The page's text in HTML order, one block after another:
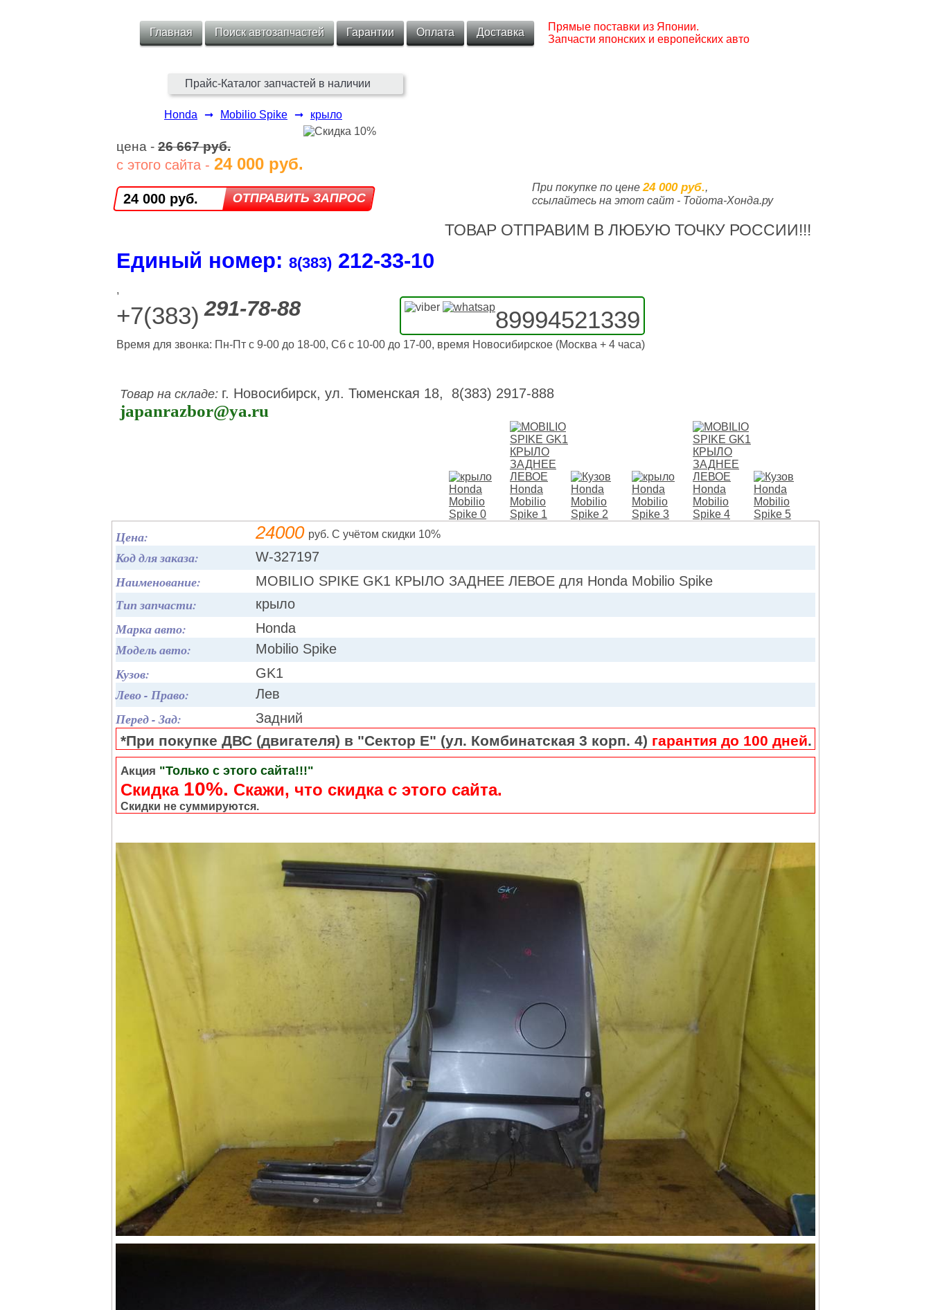
Главная Поиск автозапчастей Гарантии Оплата Доставка
Прямые поставки из Японии.
Запчасти японских и европейских авто
Прайс-Каталог запчастей в наличии
Honda ➞ Mobilio Spike ➞ крыло
цена - 26 667 руб.
с этого сайта - 24 000 руб.
24 000 руб.
При покупке по цене 24 000 руб.,
ссылайтесь на этот сайт - Тойота-Хонда.ру
ТОВАР ОТПРАВИМ В ЛЮБУЮ ТОЧКУ РОССИИ!!!
Единый номер: 8(383) 212‑33‑10
,
+7(383) 291-78-88 89994521339
Время для звонка: Пн-Пт с 9-00 до 18-00, Сб с 10-00 до 17-00, время Новосибирское (Москва + 4 часа)
Товар на складе: г. Новосибирск, ул. Тюменская 18, 8(383) 2917-888
japanrazbor@ya.ru
Цена: 24000 руб. С учётом скидки 10%
Код для заказа: W-327197
Наименование: MOBILIO SPIKE GK1 КРЫЛО ЗАДНЕЕ ЛЕВОЕ для Honda Mobilio Spike
Тип запчасти: крыло
Марка авто: Honda
Модель авто: Mobilio Spike
Кузов: GK1
Лево - Право: Лев
Перед - Зад: Задний
*При покупке ДВС (двигателя) в "Сектор Е" (ул. Комбинатская 3 корп. 4) гарантия до 100 дней.
Акция "Только с этого сайта!!!"
Скидка 10%. Cкажи, что скидка с этого сайта.
Скидки не суммируются.